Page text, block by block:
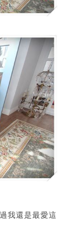
我還是最愛這